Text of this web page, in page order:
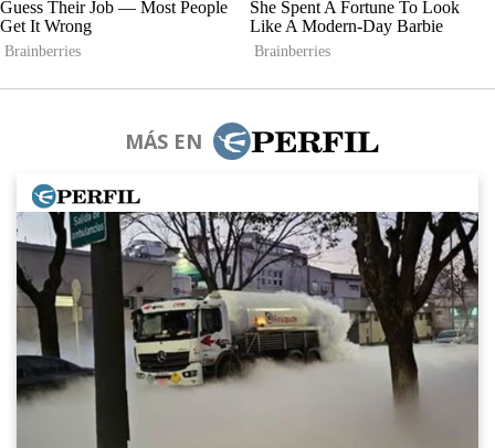
MÁS EN